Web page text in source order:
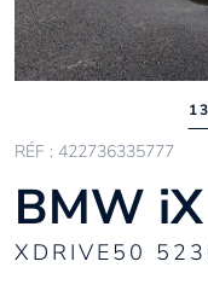
RÉF : 422736335777
BMW iX
XDRIVE50